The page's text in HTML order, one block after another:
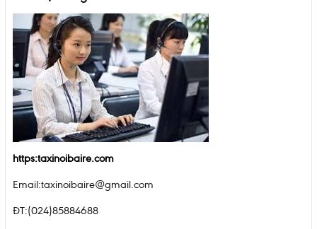
https:taxinoibaire.com
Email:taxinoibaire@gmail.com
ĐT:(024)85884688